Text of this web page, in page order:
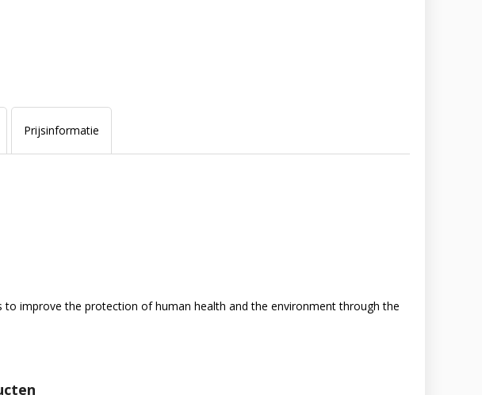
Prijsinformatie
to improve the protection of human health and the environment through the